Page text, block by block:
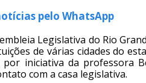
pelo WhatsApp
Legislativa do Rio
de várias cidades do
por iniciativa da professora
com a casa legislativa.